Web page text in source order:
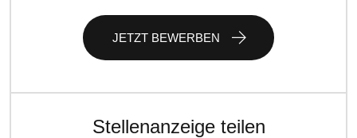
JETZT BEWERBEN
Stellenanzeige teilen